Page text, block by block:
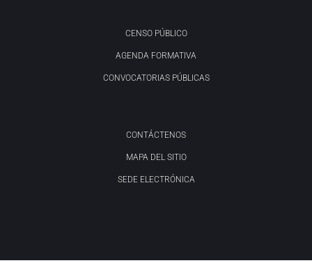
CENSO PÚBLICO
AGENDA FORMATIVA
CONVOCATORIAS PÚBLICAS
CONTÁCTENOS
MAPA DEL SITIO
SEDE ELECTRÓNICA